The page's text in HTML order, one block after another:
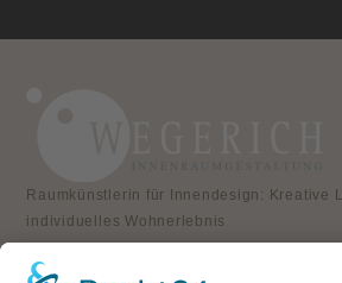
Raumkünstlerin für Innendesign: Kreative
individuelles Wohnerlebnis
KONTAKT